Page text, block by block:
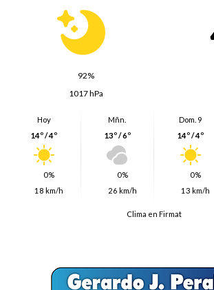
92%
1017 hPa
Hoy
14º / 4º
0%
18 km/h
Mñn.
13º / 6º
0%
26 km/h
Dom. 9
14º / 4º
0%
13 km/h
Clima en Firmat